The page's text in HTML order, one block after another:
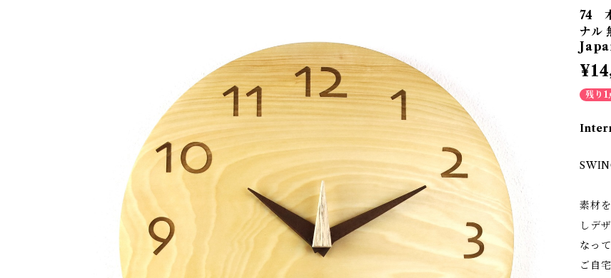
74
ナル
残り1
素材
しデ
なっ
ご自